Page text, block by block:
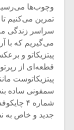
وچوب‌ها
تمرین می‌کنیم
سراسر زندگی ما
می‌گیریم که با
پیتزیکاتو و
قطعه‌ای از
پیتزیکاتوست
سمفونی ساده
شماره ۴
جدید و خاص به